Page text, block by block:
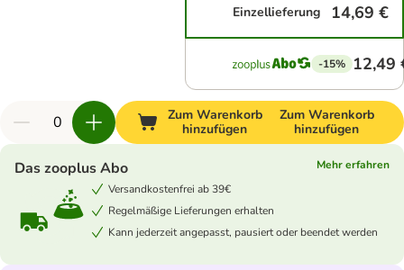
Einzellieferung 14,69 €
-15% 12,49
Zum Warenkorb
hinzufügen
Zum Warenkorb
hinzufügen
Das zooplus Abo
Mehr erfahren
Versandkostenfrei ab 39€
Regelmäßige Lieferungen erhalten
Kann jederzeit angepasst, pausiert oder beendet werden